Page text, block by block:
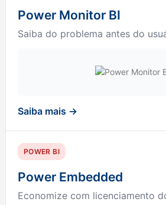
Power Monitor BI
Saiba do problema antes do
Saiba mais →
POWER BI
Power Embedded
Economize com licenciamento